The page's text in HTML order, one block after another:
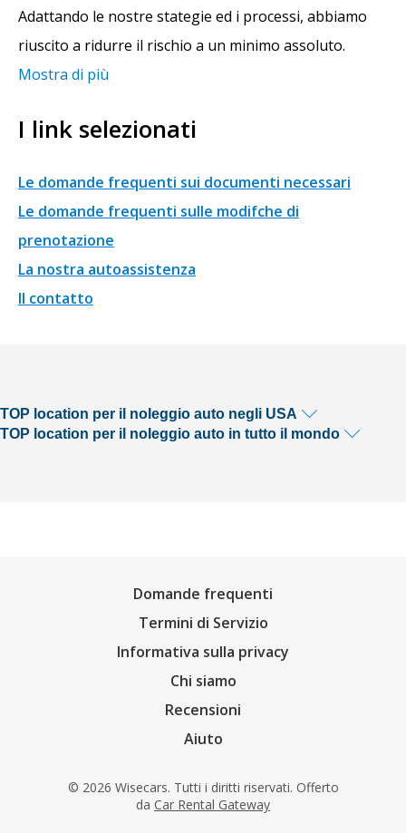
Adattando le nostre stategie ed i processi, abbiamo
riuscito a ridurre il rischio a un minimo assoluto.
Mostra di più
I link selezionati
Le domande frequenti sui documenti necessari
Le domande frequenti sulle modifche di
prenotazione
La nostra autoassistenza
Il contatto
TOP location per il noleggio auto negli USA
TOP location per il noleggio auto in tutto il mondo
Domande frequenti
Termini di Servizio
Informativa sulla privacy
Chi siamo
Recensioni
Aiuto
© 2026 Wisecars. Tutti i diritti riservati. Offerto
da Car Rental Gateway